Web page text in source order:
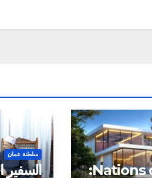
شركة Nations of Sky:
سلطنة عمان
السفير